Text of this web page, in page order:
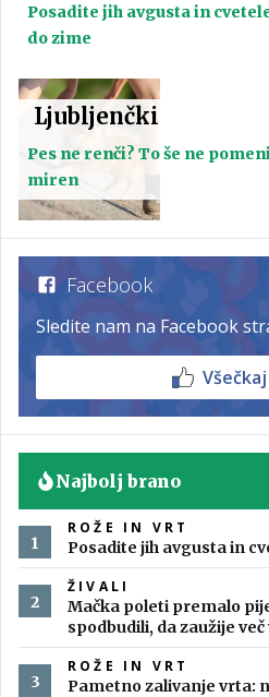
Posadite jih avgusta in
do zime
Ljubljenčki
Pes ne renči? To še ne
miren
Facebook
Sledite nam na Facebook
Najbolj brano
ROŽE IN VRT
Posadite jih avgusta in
ŽIVALI
Mačka poleti premalo
spodbudili, da zaužije več
ROŽE IN VRT
Pametno zalivanje vrta: